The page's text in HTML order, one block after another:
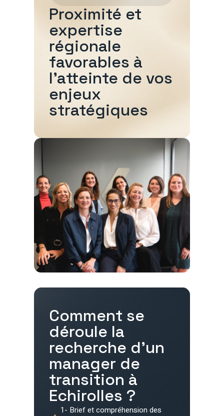
Comment se
déroule la
recherche d'un
manager de
transition à
Echirolles ?
1- Brief et compréhension des
Proximité et
expertise
régionale
favorables à
l'atteinte de vos
enjeux
stratégiques